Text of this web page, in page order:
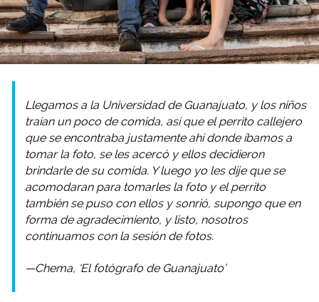
Llegamos a la Universidad de Guanajuato, y los niños
traían un poco de comida, así que el perrito callejero
que se encontraba justamente ahí donde íbamos a
tomar la foto, se les acercó y ellos decidieron
brindarle de su comida. Y luego yo les dije que se
acomodaran para tomarles la foto y el perrito
también se puso con ellos y sonrió, supongo que en
forma de agradecimiento, y listo, nosotros
continuamos con la sesión de fotos.
—Chema, ‘El fotógrafo de Guanajuato’